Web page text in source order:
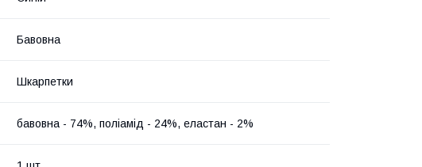
Бавовна
Шкарпетки
бавовна - 74%, поліамід - 24%, еластан - 2%